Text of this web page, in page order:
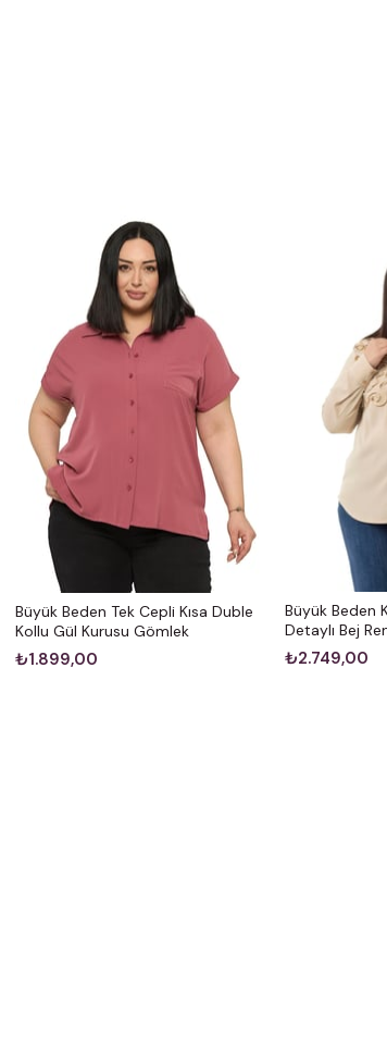
Büyük Beden Tek Cepli Kısa Duble
Kollu Gül Kurusu Gömlek
₺1.899,00
Büyük Beden
Detaylı Bej
₺2.749,00